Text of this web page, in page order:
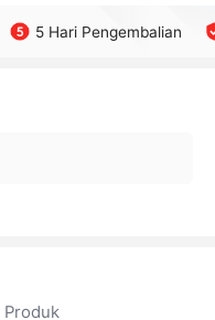
5 Hari Pengembalian
Produk